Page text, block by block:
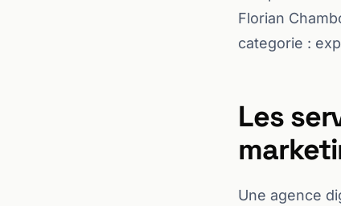
Florian
categorie :
Les
Une agence